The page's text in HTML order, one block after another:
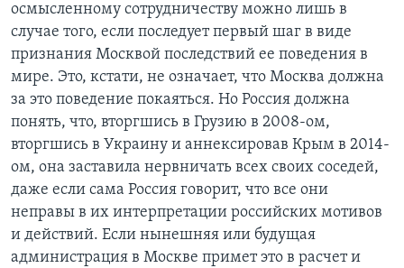
осмысленному сотрудничеству можно лишь в
случае того, если последует первый шаг в виде
признания Москвой последствий ее поведения в
мире. Это, кстати, не означает, что Москва должна
за это поведение покаяться. Но Россия должна
понять, что, вторгшись в Грузию в 2008-ом,
вторгшись в Украину и аннексировав Крым в 2014-
ом, она заставила нервничать всех своих соседей,
даже если сама Россия говорит, что все они
неправы в их интерпретации российских мотивов
и действий. Если нынешняя или будущая
администрация в Москве примет это в расчет и